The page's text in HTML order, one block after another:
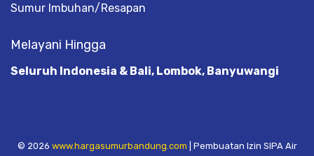
Sumur Imbuhan/Resapan
Melayani Hingga
Seluruh Indonesia & Bali, Lombok, Banyuwangi
© 2026 www.hargasumurbandung.com | Pembuatan Izin SIPA Air